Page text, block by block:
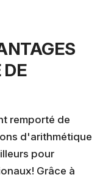
DE
remporté de
d'arithmétique
pour
Grâce à